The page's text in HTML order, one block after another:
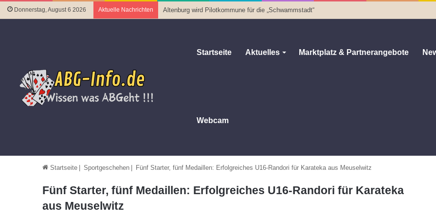
Donnerstag, August 6 2026 Aktuelle Nachrichten Altenburg wird Pilotkommune für die „Schwammstadt“
Startseite Aktuelles Marktplatz & Partnerangebote
Webcam
Startseite Sportgeschehen Fünf Starter, fünf Medaillen: Erfolgreiches U16-Randori für Karateka aus Meuselwitz
Fünf Starter, fünf Medaillen: Erfolgreiches U16-Randori für Karateka
aus Meuselwitz